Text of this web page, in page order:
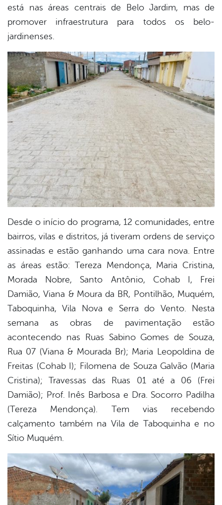
está nas áreas centrais de Belo Jardim, mas de
promover infraestrutura para todos os belo-
jardinenses.
Desde o início do programa, 12 comunidades, entre
bairros, vilas e distritos, já tiveram ordens de serviço
assinadas e estão ganhando uma cara nova. Entre
as áreas estão: Tereza Mendonça, Maria Cristina,
Morada Nobre, Santo Antônio, Cohab I, Frei
Damião, Viana & Moura da BR, Pontilhão, Muquém,
Taboquinha, Vila Nova e Serra do Vento. Nesta
semana as obras de pavimentação estão
acontecendo nas Ruas Sabino Gomes de Souza,
Rua 07 (Viana & Mourada Br); Maria Leopoldina de
Freitas (Cohab I); Filomena de Souza Galvão (Maria
Cristina); Travessas das Ruas 01 até a 06 (Frei
Damião); Prof. Inês Barbosa e Dra. Socorro Padilha
(Tereza Mendonça). Tem vias recebendo
calçamento também na Vila de Taboquinha e no
Sítio Muquém.